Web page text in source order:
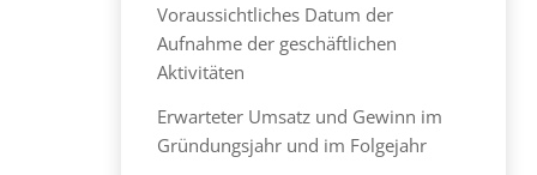
Voraussichtliches Datum der
Aufnahme der geschäftlichen
Aktivitäten
Erwarteter Umsatz und Gewinn im
Gründungsjahr und im Folgejahr